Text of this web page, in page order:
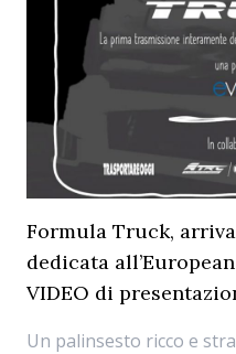
Formula Truck,
dedicata
VIDEO di
Un palinsesto ricco e